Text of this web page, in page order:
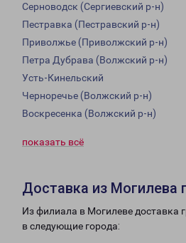
Серноводск (Сергиевский р-н)
Пестравка (Пестравский р-н)
Приволжье (Приволжский р-н)
Петра Дубрава (Волжский р-н)
Усть-Кинельский
Черноречье (Волжский р-н)
Воскресенка (Волжский р-н)
показать всё
Доставка из Могилева
Из филиала в Могилеве доставка
в следующие города: